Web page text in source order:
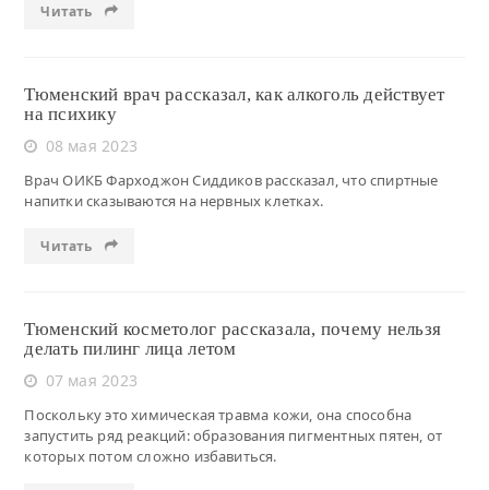
Читать
Тюменский врач рассказал, как алкоголь действует
на психику
08 мая 2023
Врач ОИКБ Фарходжон Сиддиков рассказал, что спиртные
напитки сказываются на нервных клетках.
Читать
Тюменский косметолог рассказала, почему нельзя
делать пилинг лица летом
07 мая 2023
Поскольку это химическая травма кожи, она способна
запустить ряд реакций: образования пигментных пятен, от
которых потом сложно избавиться.